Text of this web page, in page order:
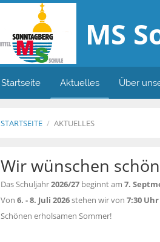
MS
Startseite Aktuelles Über
STARTSEITE / AKTUELLES
Aktuelles
Wir wünschen
Das Schuljahr2026/27 beginnt am7.
Von6. - 8. Juli 2026stehen wir von7:30
Schönen erholsamen Sommer!